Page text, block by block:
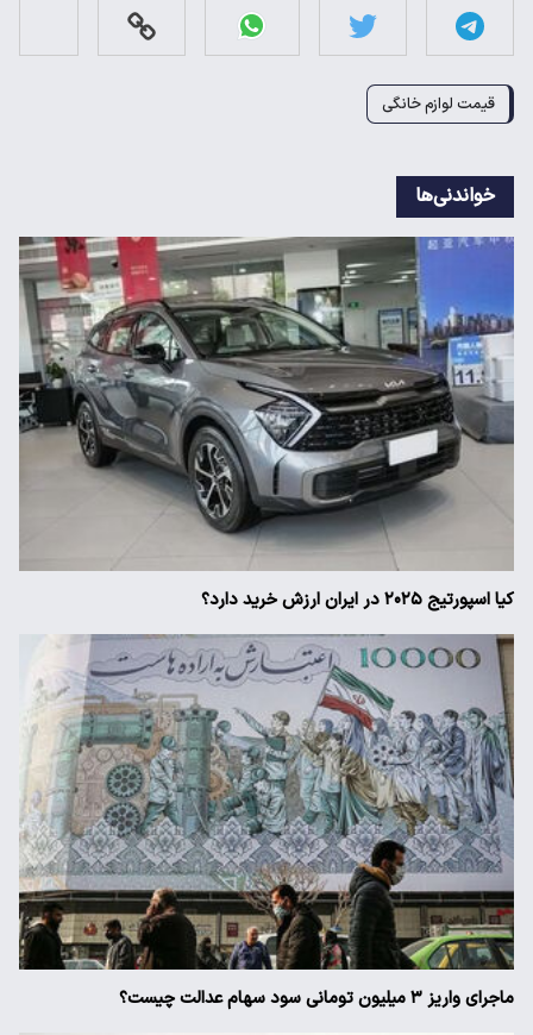
قیمت لوازم خانگی
خواندنی‌ها
کیا اسپورتیج ۲۰۲۵ در ایران ارزش خرید دارد؟
ماجرای واریز ۳ میلیون تومانی سود سهام عدالت چیست؟